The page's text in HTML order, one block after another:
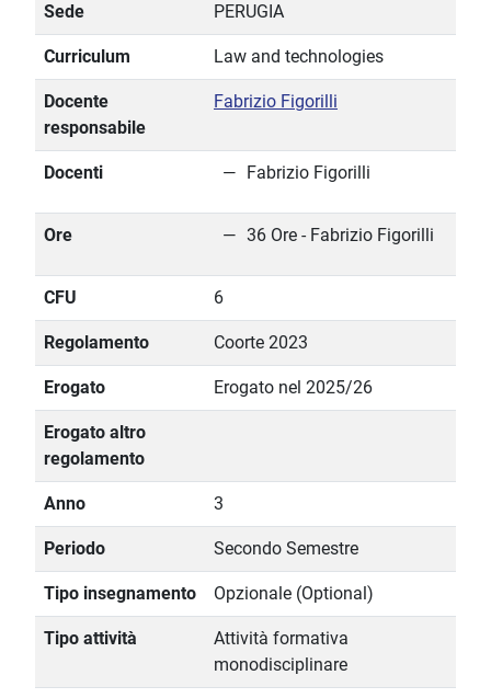
Sede PERUGIA
Curriculum Law and technologies
Docente
responsabile
Fabrizio Figorilli
Docenti Fabrizio Figorilli
Ore 36 Ore - Fabrizio Figorilli
CFU 6
Regolamento Coorte 2023
Erogato Erogato nel 2025/26
Erogato altro
regolamento
Anno 3
Periodo Secondo Semestre
Tipo insegnamento Opzionale (Optional)
Tipo attività
Attività formativa
monodisciplinare